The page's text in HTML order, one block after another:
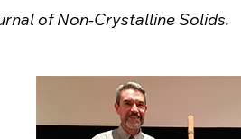
of Non-Crystalline Solids.